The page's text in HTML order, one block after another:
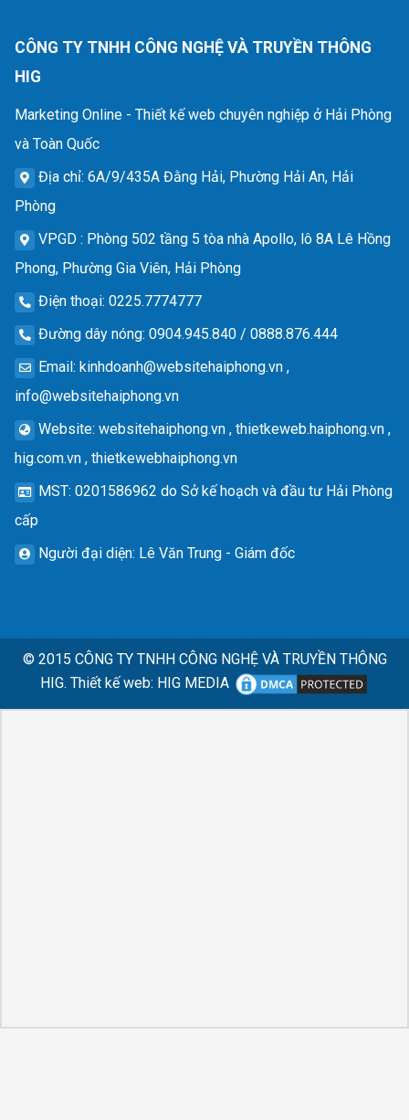
CÔNG TY TNHH CÔNG NGHỆ VÀ TRUYỀN THÔNG
HIG
Marketing Online - Thiết kế web chuyên nghiệp ở Hải Phòng
và Toàn Quốc
Địa chỉ: 6A/9/435A Đằng Hải, Phường Hải An, Hải
Phòng
VPGD : Phòng 502 tầng 5 tòa nhà Apollo, lô 8A Lê Hồng
Phong, Phường Gia Viên, Hải Phòng
Điện thoại: 0225.7774777
Đường dây nóng: 0904.945.840 / 0888.876.444
Email : kinhdoanh@websitehaiphong.vn ,
info@websitehaiphong.vn
Website: websitehaiphong.vn , thietkeweb.haiphong.vn ,
hig.com.vn , thietkewebhaiphong.vn
MST: 0201586962 do Sở kế hoạch và đầu tư Hải Phòng
cấp
Người đại diện: Lê Văn Trung - Giám đốc
© 2015 CÔNG TY TNHH CÔNG NGHỆ VÀ TRUYỀN THÔNG
HIG. Thiết kế web: HIG MEDIA